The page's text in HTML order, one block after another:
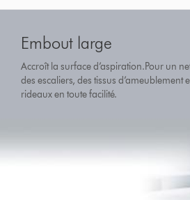
Embout large
Accroît la surface d’aspiration.Pour un
des escaliers, des tissus d’ameublement
rideaux en toute facilité.